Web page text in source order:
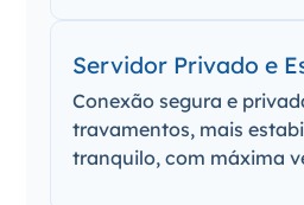
Servidor Privado e
Conexão segura e
travamentos, mais
tranquilo, com máxima